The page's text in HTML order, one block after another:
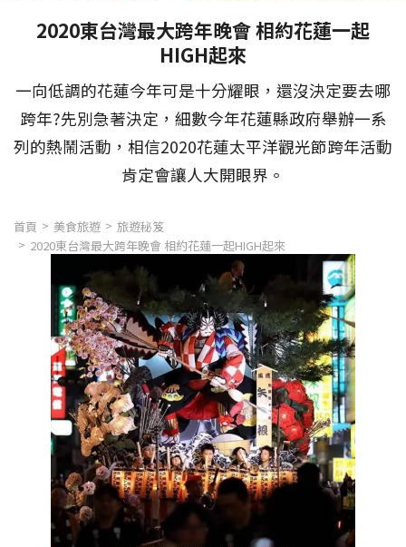
2020東台灣最大跨年晚會 相約花蓮一起
HIGH起來
一向低調的花蓮今年可是十分耀眼，還沒決定要去哪
跨年?先別急著決定，細數今年花蓮縣政府舉辦一系
列的熱鬧活動，相信2020花蓮太平洋觀光節跨年活動
肯定會讓人大開眼界。
首頁 美食旅遊
旅遊秘笈
2020東台灣最大跨年晚會 相約花蓮一起HIGH起來